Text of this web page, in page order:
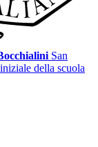
San
della scuola